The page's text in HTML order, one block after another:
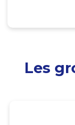
Les